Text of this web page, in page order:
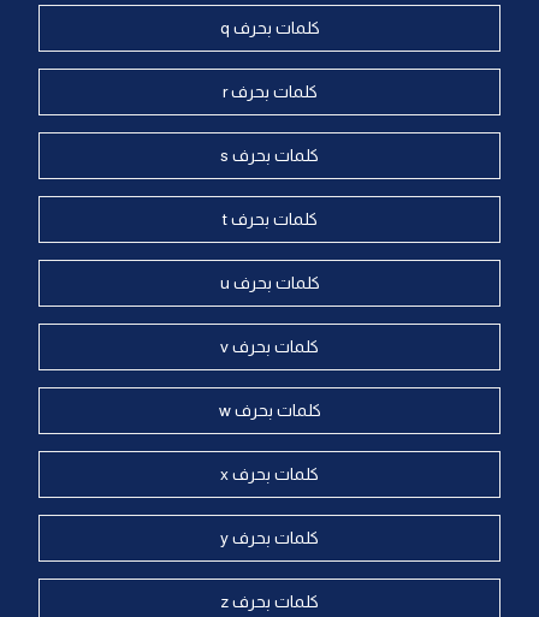
كلمات بحرف q
كلمات بحرف r
كلمات بحرف s
كلمات بحرف t
كلمات بحرف u
كلمات بحرف v
كلمات بحرف w
كلمات بحرف x
كلمات بحرف y
كلمات بحرف z